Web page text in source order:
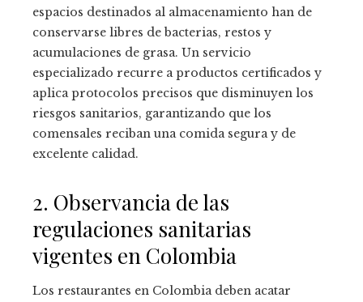
espacios destinados al almacenamiento han de
conservarse libres de bacterias, restos y
acumulaciones de grasa. Un servicio
especializado recurre a productos certificados y
aplica protocolos precisos que disminuyen los
riesgos sanitarios, garantizando que los
comensales reciban una comida segura y de
excelente calidad.
2. Observancia de las
regulaciones sanitarias
vigentes en Colombia
Los restaurantes en Colombia deben acatar